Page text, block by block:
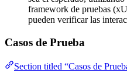
framework de pruebas
pueden verificar las
Casos de Prueba
Section titled “Casos de